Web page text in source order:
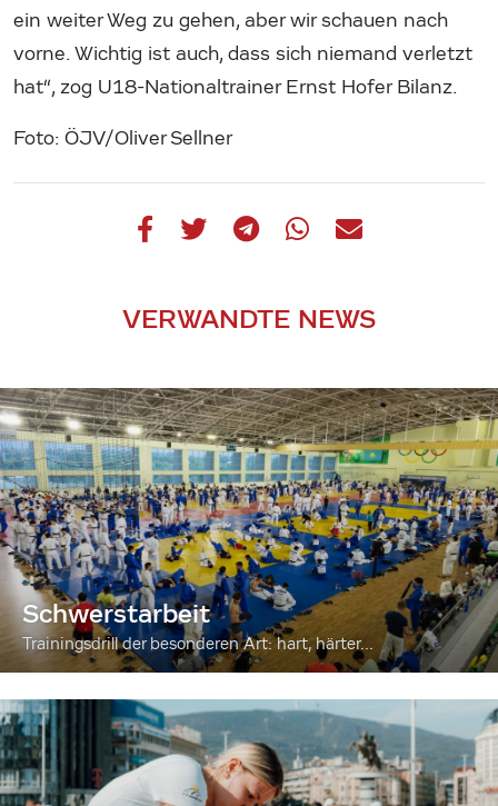
ein weiter Weg zu gehen, aber wir schauen nach
vorne. Wichtig ist auch, dass sich niemand verletzt
hat“, zog U18-Nationaltrainer Ernst Hofer Bilanz.
Foto: ÖJV/Oliver Sellner
VERWANDTE NEWS
Schwerstarbeit
Trainingsdrill der besonderen Art: hart, härter...